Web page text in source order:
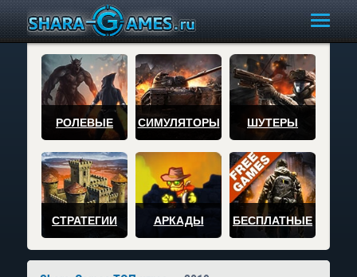
РОЛЕВЫЕ СИМУЛЯТОРЫ ШУТЕРЫ
СТРАТЕГИИ АРКАДЫ БЕСПЛАТНЫЕ